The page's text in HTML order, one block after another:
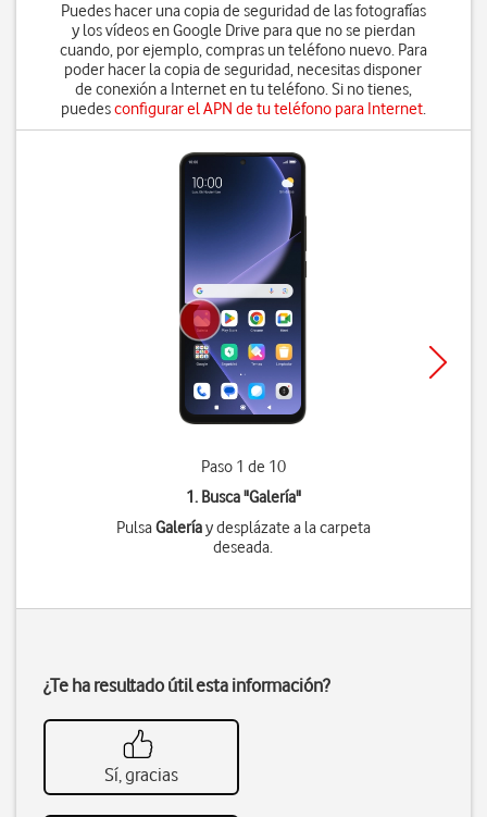
Puedes hacer una copia de seguridad de las fotografías
y los vídeos en Google Drive para que no se pierdan
cuando, por ejemplo, compras un teléfono nuevo. Para
poder hacer la copia de seguridad, necesitas disponer
de conexión a Internet en tu teléfono. Si no tienes,
puedesconfigurar el APN de tu teléfono para Internet.
Paso 1 de 10
1. Busca "Galería"
PulsaGaleríay desplázate a la carpeta
deseada.
¿Te ha resultado útil esta información?
Sí, gracias